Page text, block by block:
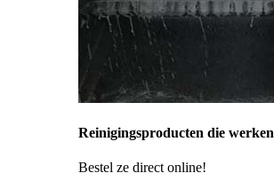
Reinigingsproducten die werken
Bestel ze direct online!